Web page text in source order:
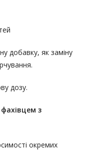
добавку, як заміну
дозу.
з
окремих